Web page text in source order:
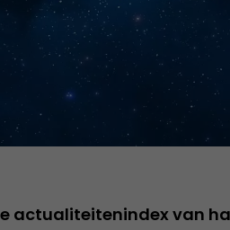
actualiteitenindex van